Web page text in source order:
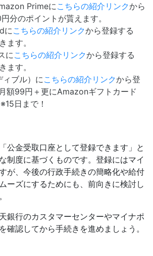
Primeにこちらの紹介リンクから
分のポイントが貰えます。
に こちらの紹介リンクから登録する
ます。
に こちらの紹介リンクから登録する
ます。
ブル）にこちらの紹介リンクから登
額99円＋更にAmazonギフトカード
日まで！
公金受取口座として登録できます」と
制度に基づくものです。登録にはマイ
が、今後の行政手続きの簡略化や給付
ーズにするためにも、前向きに検討し
銀行のカスタマーセンターやマイナポ
確認してから手続きを進めましょう。